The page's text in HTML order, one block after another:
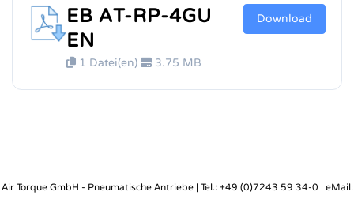
EB AT-RP-4GU
EN
1 Datei(en) 3.75 MB
Download
Air Torque GmbH - Pneumatische Antriebe | Tel.: +49 (0)7243 59 34-0 | eMail: